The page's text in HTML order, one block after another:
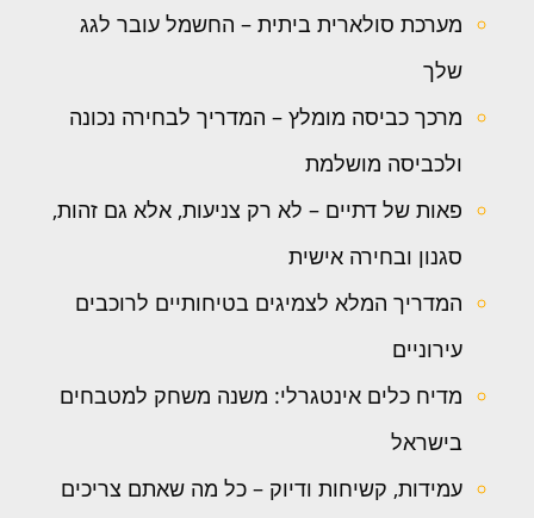
מערכת סולארית ביתית – החשמל עובר לגג
שלך
מרכך כביסה מומלץ – המדריך לבחירה נכונה
ולכביסה מושלמת
פאות של דתיים – לא רק צניעות, אלא גם זהות,
סגנון ובחירה אישית
המדריך המלא לצמיגים בטיחותיים לרוכבים
עירוניים
מדיח כלים אינטגרלי: משנה משחק למטבחים
בישראל
עמידות, קשיחות ודיוק – כל מה שאתם צריכים